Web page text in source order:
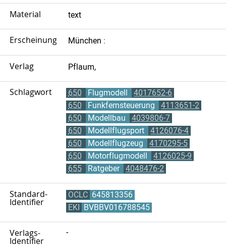
Material text
ErscheinungsortMünchen :
Verlag Pflaum,
Schlagwort 650 Flugmodell
4017652-6
650
Funkfernsteuerung
4113651-2
650
Modellbau
4039806-7
650
Modellflugsport
4126076-4
650
Modellflugzeug
4170295-5
650
Motorflugmodell
4126025-9
655
Ratgeber 4048476-2
Standard-
Identifier
OCLC 645813356
EKI BVBBV016788545
Verlags-
Identifier
-